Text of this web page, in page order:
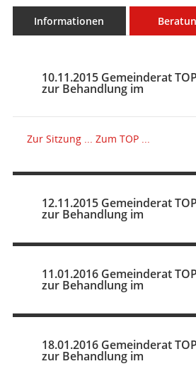
Informationen
10.11.2015 Gemeinderat TOP öffentlich -
zur Behandlung im
Zur Sitzung ... Zum TOP ...
12.11.2015 Gemeinderat TOP öffentlich -
zur Behandlung im
11.01.2016 Gemeinderat TOP öffentlich -
zur Behandlung im
18.01.2016 Gemeinderat TOP öffentlich -
zur Behandlung im